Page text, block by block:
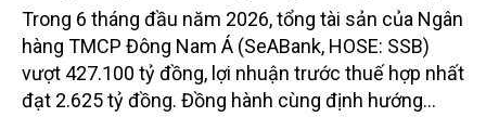
Trong 6 tháng đầu năm 2026, tổng tài sản của Ngân
hàng TMCP Đông Nam Á (SeABank, HOSE: SSB)
vượt 427.100 tỷ đồng, lợi nhuận trước thuế hợp nhất
đạt 2.625 tỷ đồng. Đồng hành cùng định hướng